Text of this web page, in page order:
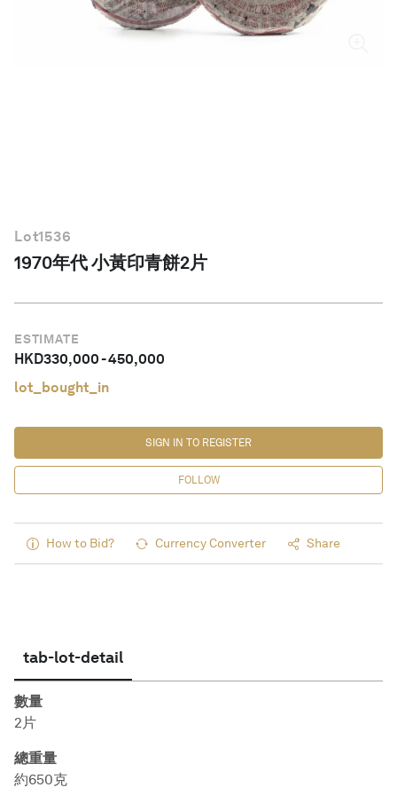
Lot1536
1970年代 小黃印青餅2片
ESTIMATE
HKD330,000-450,000
lot_bought_in
FOLLOW
SIGN IN TO REGISTER
How to Bid? Currency Converter Share
tab-lot-detail
數量
2片
總重量
約650克